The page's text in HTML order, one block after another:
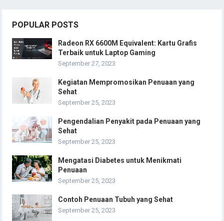
POPULAR POSTS
Radeon RX 6600M Equivalent: Kartu Grafis
Terbaik untuk Laptop Gaming
September 27, 2023
Kegiatan Mempromosikan Penuaan yang
Sehat
September 25, 2023
Pengendalian Penyakit pada Penuaan yang
Sehat
September 25, 2023
Mengatasi Diabetes untuk Menikmati
Penuaan
September 25, 2023
Contoh Penuaan Tubuh yang Sehat
September 25, 2023